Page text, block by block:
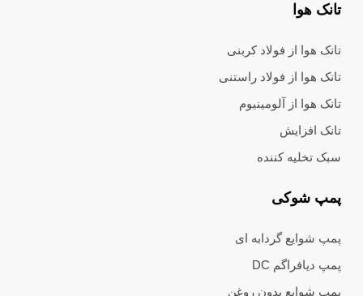
تانک هوا
تانک هوا از فولاد کربنی
تانک هوا از فولاد راستنی
تانک هوا از آلومینیوم
تانک افزایش
سبک تخلیه کننده
پمپ شوکی
پمپ شوایع گردابه ای
پمپ دیافراگم DC
پمپ شوایع بدون روغن